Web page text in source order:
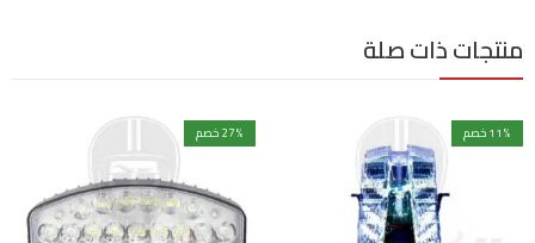
منتجات ذات صلة
11% خصم 27% خصم